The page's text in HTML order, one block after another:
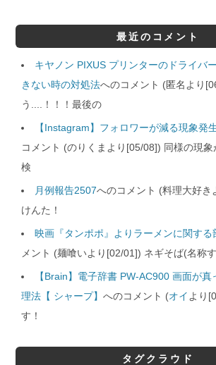
最近のコメント
キヤノン PIXUS プリンターのドライバ
きない時の対処法へのコメント (匿名より
う....！！！最後の
【Instagram】フォロワーが減る現象発
コメント (のりくまより[05/08]) 同様の現象
検
月例報告2507へのコメント (料理大好
けんた！
映画『タンポポ』よりラーメンに関する
メント (麺喰いより[02/01]) ネギそば(名称
【Brain】電子辞書 PW-AC900 画面が
理法【 シャープ】 へのコメント (オイ より
す！
タグクラウド